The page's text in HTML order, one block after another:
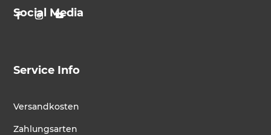
Social Media
Service Info
Versandkosten
Zahlungsarten